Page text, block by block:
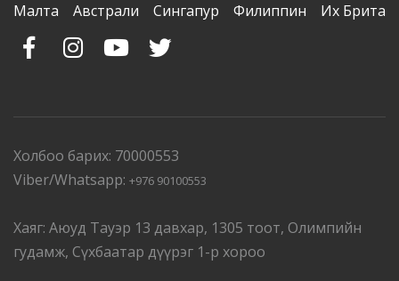
Малта Австрали Сингапур Филиппин Их
Холбоо барих: 70000553
Viber/Whatsapp: +976 90100553
Хаяг: Аюуд Тауэр 13 давхар, 1305 тоот, Олимпийн
гудамж, Сүхбаатар дүүрэг 1-р хороо